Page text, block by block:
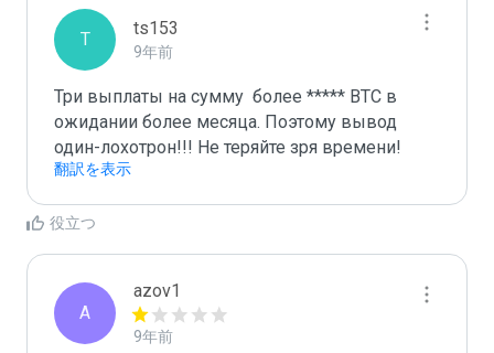
T
ts153
9年前
Три выплаты на сумму  более ***** ВТС в
ожидании более месяца. Поэтому вывод
один-лохотрон!!! Не теряйте зря времени!
翻訳を表示
役立つ
A
azov1
9年前